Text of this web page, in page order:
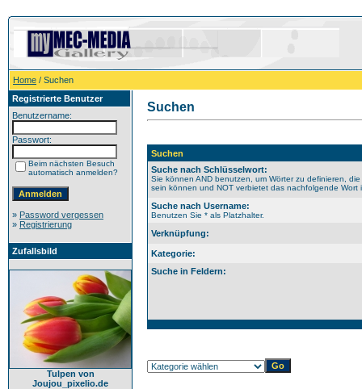
Home / Suchen
Registrierte Benutzer
Benutzername:
Passwort:
Beim nächsten Besuch
automatisch anmelden?
» Password vergessen
» Registrierung
Zufallsbild
Tulpen von
Joujou_pixelio.de
Suchen
Suchen
Suche nach Schlüsselwort:
Sie können AND benutzen, um Wörter zu definieren,
sein können und NOT verbietet das nachfolgende Wort
Suche nach Username:
Benutzen Sie * als Platzhalter.
Verknüpfung:
Kategorie:
Suche in Feldern: